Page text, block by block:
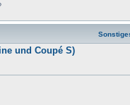
und Coupé S)